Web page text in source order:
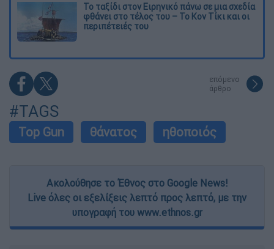
Το ταξίδι στον Ειρηνικό πάνω σε μια σχεδία
φθάνει στο τέλος του – Το Κον Τίκι και οι
περιπέτειές του
επόμενο
άρθρο
#TAGS
Top Gun θάνατος ηθοποιός
Ακολούθησε το Έθνος στο Google News!
Live όλες οι εξελίξεις λεπτό προς λεπτό, με την
υπογραφή του www.ethnos.gr